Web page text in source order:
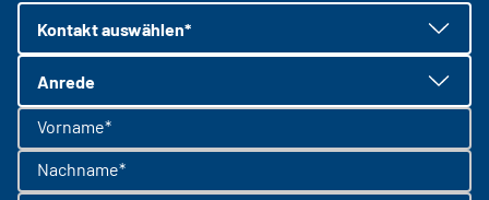
Kontakt auswählen*
Anrede
Vorname*
Nachname*